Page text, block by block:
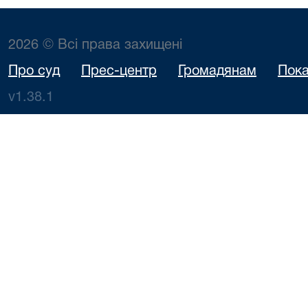
2026 © Всі права захищені
Про суд Прес-центр Громадянам
v1.38.1